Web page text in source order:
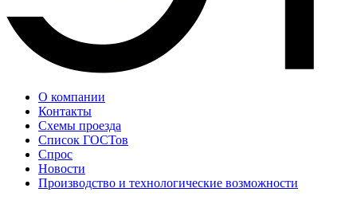
О компании
Контакты
Схемы проезда
Список ГОСТов
Спрос
Новости
Производство и технологические возможности